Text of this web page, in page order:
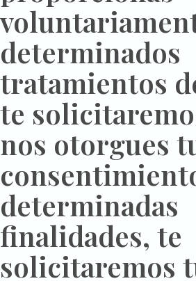
determinados
tratamientos
te
nos otorgues
determinadas
finalidades, te
solicitaremos